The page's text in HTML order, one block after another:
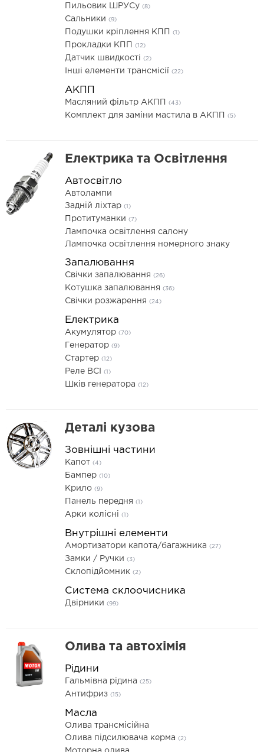
Пильовик ШРУСу (8)
Сальники (9)
Подушки кріплення КПП (1)
Прокладки КПП (12)
Датчик швидкості (2)
Інші елементи трансмісії (22)
АКПП
Масляний фільтр АКПП (43)
Комплект для заміни мастила в АКПП (5)
Електрика та Освітлення
Автосвітло
Автолампи
Задній ліхтар (1)
Протитуманки (7)
Лампочка освітлення салону
Лампочка освітлення номерного знаку
Запалювання
Свічки запалювання (26)
Котушка запалювання (36)
Свічки розжарення (24)
Електрика
Акумулятор (70)
Генератор (9)
Стартер (12)
Реле ВСІ (1)
Шків генератора (12)
Деталі кузова
Зовнішні частини
Капот (4)
Бампер (10)
Крило (9)
Панель передня (1)
Арки колісні (1)
Внутрішні елементи
Амортизатори капота/багажника (27)
Замки / Ручки (3)
Склопідйомник (2)
Система склоочисника
Двірники (99)
Олива та автохімія
Рідини
Гальмівна рідина (25)
Антифриз (15)
Масла
Олива трансмісійна
Олива підсилювача керма (2)